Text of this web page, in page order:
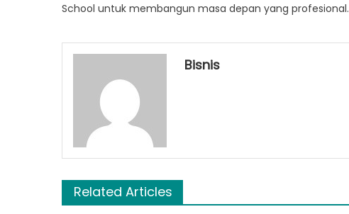
School untuk membangun masa depan yang profesional.
Bisnis
Related Articles